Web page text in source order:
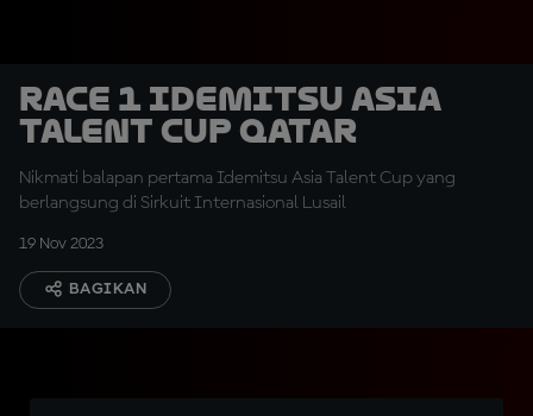
Race 1 Idemitsu Asia
Talent Cup Qatar
Nikmati balapan pertama Idemitsu Asia Talent Cup yang
berlangsung di Sirkuit Internasional Lusail
19 Nov 2023
BAGIKAN